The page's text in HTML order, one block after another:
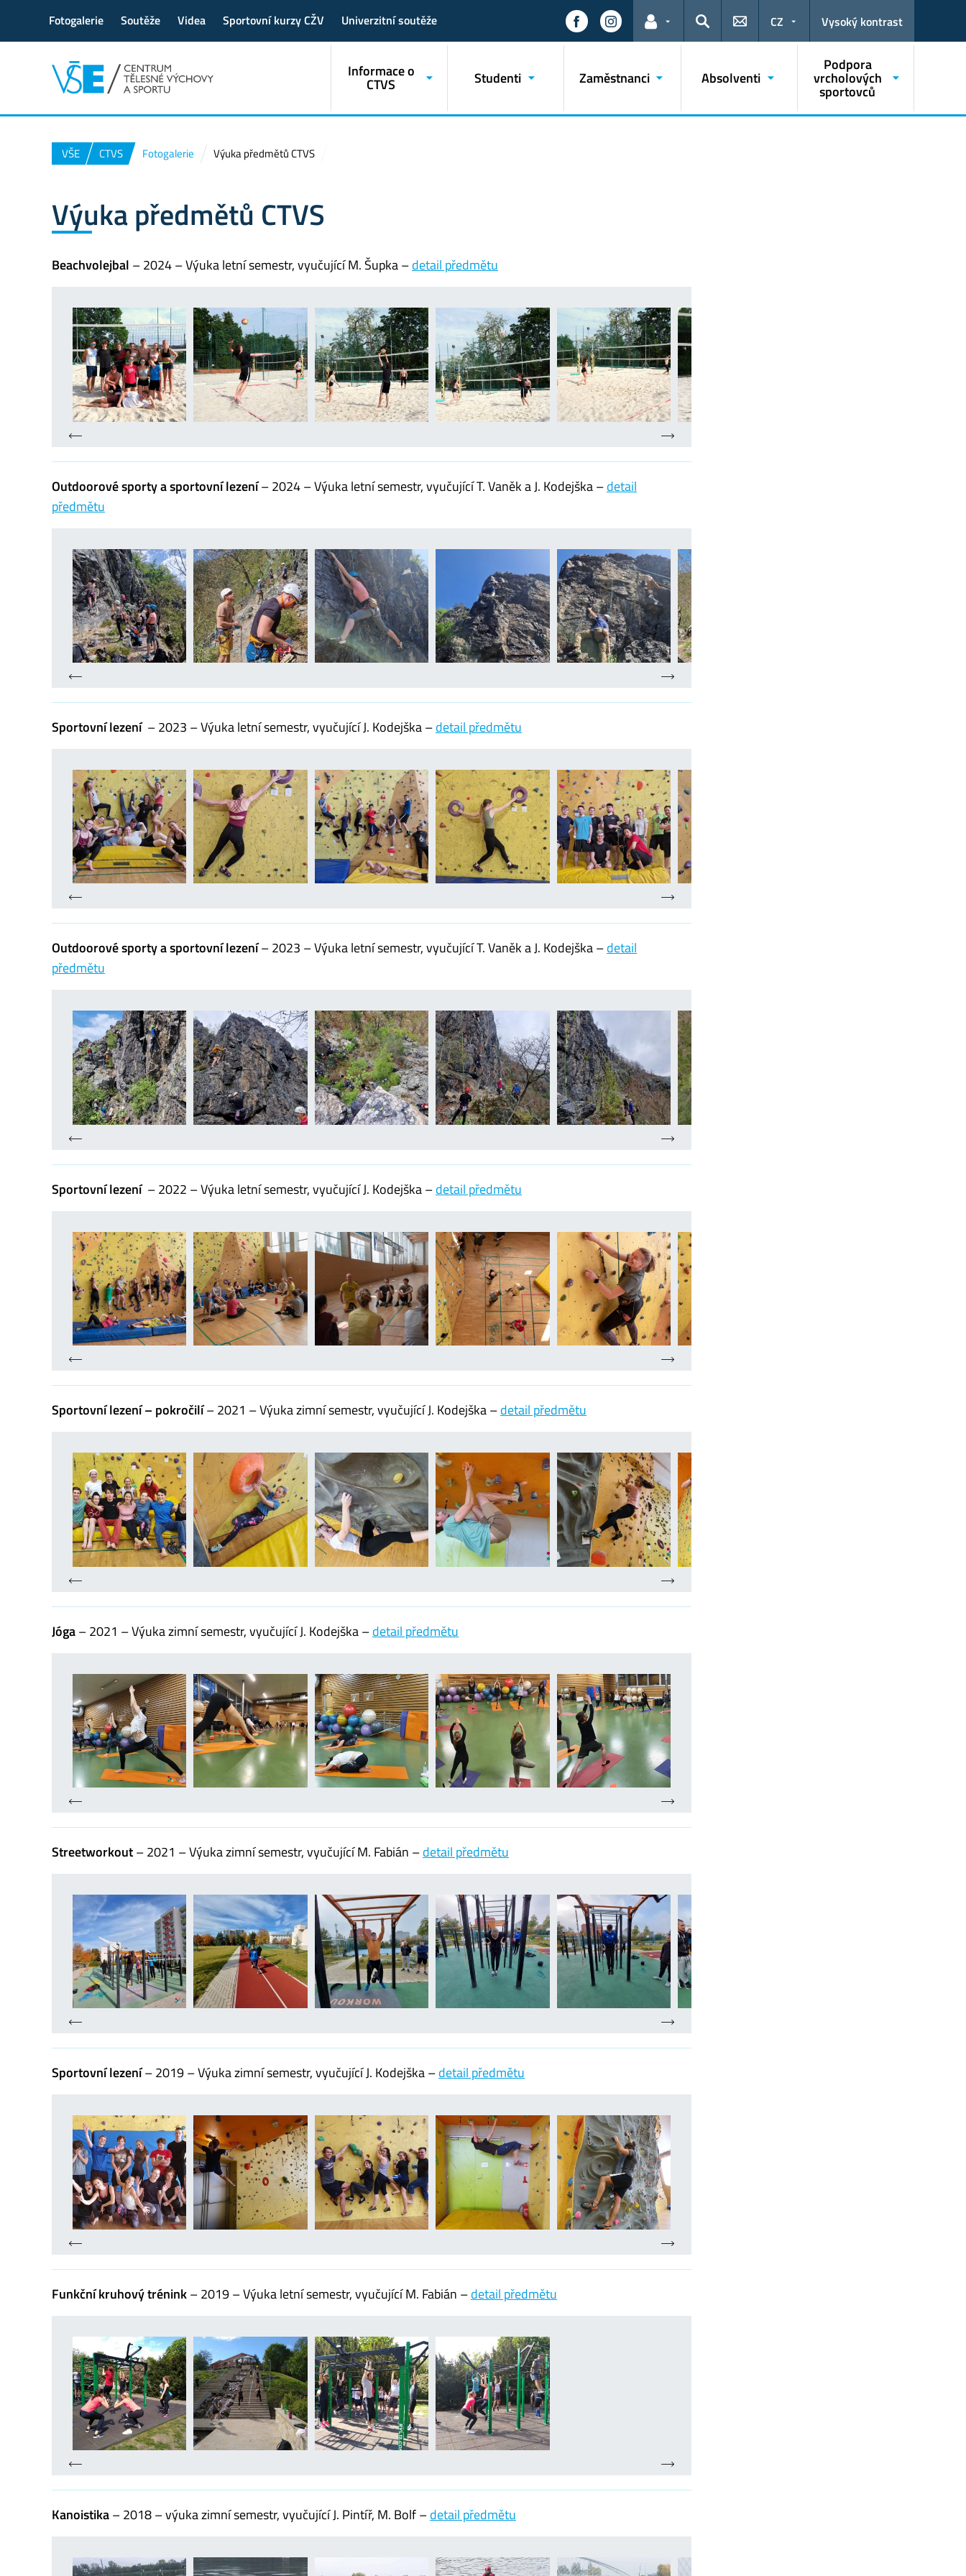
Fotogalerie Soutěže Videa Sportovní kurzy CŽV Univerzitní soutěže
Odkazy pro uživatele
Hledat
CZ Vysoký kontrast
Informace o
CTVS Studenti Zaměstnanci Absolventi
Podpora
vrcholových
sportovců
VŠE CTVS Fotogalerie Výuka předmětů CTVS
Výuka předmětů CTVS
Beachvolejbal – 2024 – Výuka letní semestr, vyučující M. Šupka –detail předmětu
Outdoorové sporty a sportovní lezení– 2024 – Výuka letní semestr, vyučující T. Vaněk a J. Kodejška –detail
předmětu
Sportovní lezení – 2023 – Výuka letní semestr, vyučující J. Kodejška –detail předmětu
Outdoorové sporty a sportovní lezení– 2023 – Výuka letní semestr, vyučující T. Vaněk a J. Kodejška –detail
předmětu
Sportovní lezení – 2022 – Výuka letní semestr, vyučující J. Kodejška –detail předmětu
Sportovní lezení – pokročilí– 2021 – Výuka zimní semestr, vyučující J. Kodejška –detail předmětu
Jóga– 2021 – Výuka zimní semestr, vyučující J. Kodejška –detail předmětu
Streetworkout– 2021 – Výuka zimní semestr, vyučující M. Fabián –detail předmětu
Sportovní lezení– 2019 – Výuka zimní semestr, vyučující J. Kodejška –detail předmětu
Funkční kruhový trénink– 2019 – Výuka letní semestr, vyučující M. Fabián –detail předmětu
Kanoistika– 2018 – výuka zimní semestr, vyučující J. Pintíř, M. Bolf –detail předmětu